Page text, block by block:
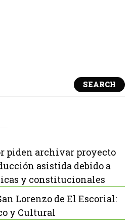
SEARCH
piden archivar proyecto
asistida debido a
y constitucionales
Lorenzo de El Escorial:
y Cultural